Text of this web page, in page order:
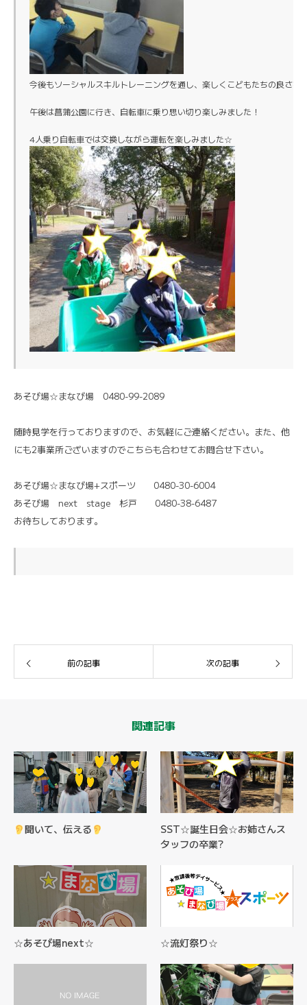
今後もソーシャルスキルトレーニングを通し、楽しくこどもたちの良さを
午後は菖蒲公園に行き、自転車に乗り思い切り楽しみました！
あそび場☆まなび場 0480-99-2089
随時見学を行っておりますので、お気軽にご連絡ください。また、他
にも2事業所ございますのでこちらも合わせてお問合せ下さい。
あそび場☆まなび場+スポーツ 0480-30-6004
あそび場 next stage 杉戸 0480-38-6487
お待ちしております。
前の記事 次の記事
関連記事
聞いて、伝える
SST☆誕生日会☆お姉さんス
タッフの卒業?
☆あそび場next☆ ☆流灯祭り☆